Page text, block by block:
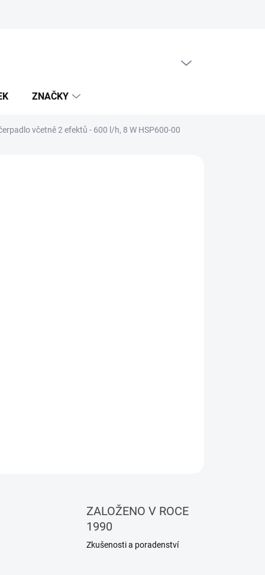
ZNAČKY
včetně 2 efektů - 600 l/h, 8 W HSP600-00
stupeň účinnosti. Je vhodné pro: vodní
mini zřídla, fontány, včetně 2 efektových
ZALOŽENO V ROCE
1990
Zkušenosti a poradenství